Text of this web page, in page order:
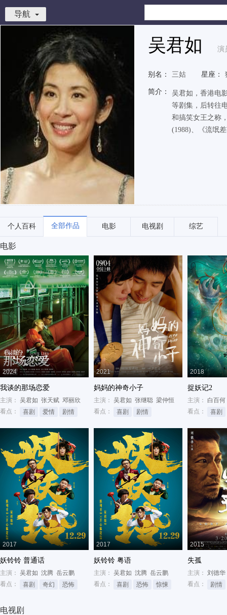
导航
吴君如 演
别名： 三姑 星座：
简介：
吴君如，香港电
等剧集，后转往
和搞笑女王之称
(1988)、《流氓
个人百科 全部作品 电影 电视剧 综艺
电影
2024
我谈的那场恋爱
主演： 吴君如 张天赋 邓丽欣
看点：
喜剧 爱情 剧情
2021
妈妈的神奇小子
主演： 吴君如 张继聪 梁仲恒
看点：
喜剧 剧情
2018
捉妖记2
主演： 白百何
看点：
喜剧
2017
妖铃铃 普通话
主演： 吴君如 沈腾 岳云鹏
看点：
喜剧 奇幻 恐怖
2017
妖铃铃 粤语
主演： 吴君如 沈腾 岳云鹏
看点：
喜剧 恐怖 惊悚
2015
失孤
主演： 刘德华
看点：
剧情
电视剧